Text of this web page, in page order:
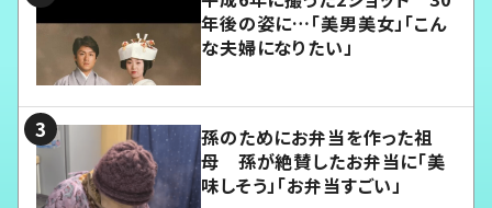
年後の姿に…「美男美女」「こん
な夫婦になりたい」
孫のためにお弁当を作った祖
母 孫が絶賛したお弁当に「美
味しそう」「お弁当すごい」